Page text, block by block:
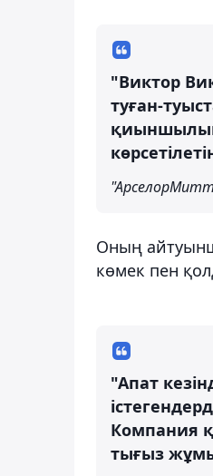
"Виктор
туған-
Оның
көмек пен
"Апат
Компания
тығыз